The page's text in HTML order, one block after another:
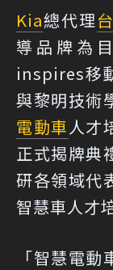
Kia總代理
導品牌為
inspires移
與黎明技術
電動車人才
正式揭牌典
研各領域代
智慧車人才
「智慧電